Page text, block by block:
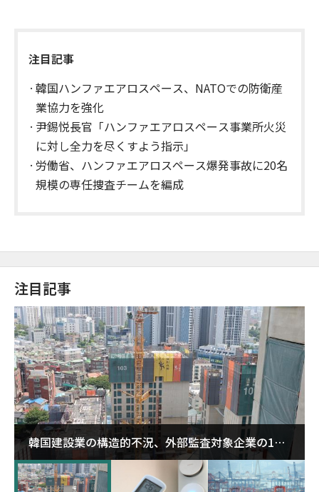
注目記事
韓国ハンファエアロスペース、NATOでの防衛産
業協力を強化
尹錫悦長官「ハンファエアロスペース事業所火災
に対し全力を尽くすよう指示」
労働省、ハンファエアロスペース爆発事故に20名
規模の専任捜査チームを編成
注目記事
韓国建設業の構造的不況、外部監査対象企業の1割
超が「ゾンビ企業」に…5年で2.8倍増